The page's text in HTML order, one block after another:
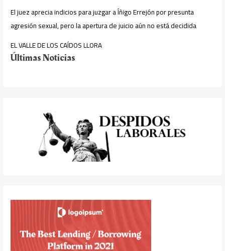
El juez aprecia indicios para juzgar a Íñigo Errejón por presunta
agresión sexual, pero la apertura de juicio aún no está decidida
EL VALLE DE LOS CAÍDOS LLORA
Últimas Noticias